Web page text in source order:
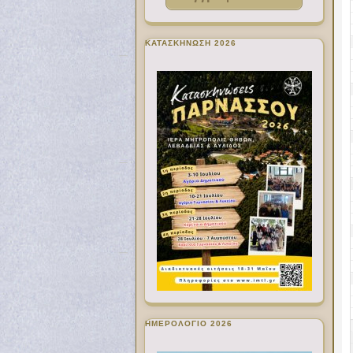
ΚΑΤΑΣΚΗΝΩΣΗ 2026
ΗΜΕΡΟΛΟΓΙΟ 2026